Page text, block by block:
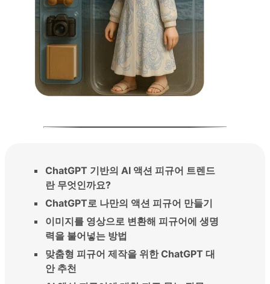
ChatGPT 기반의 AI 액션 피규어 트렌드
란 무엇인까요?
ChatGPT로 나만의 액션 피규어 만들기
이미지를 영상으로 변환해 피규어에 생명
력을 불어넣는 방법
맞춤형 피규어 제작을 위한 ChatGPT 대
안 추천